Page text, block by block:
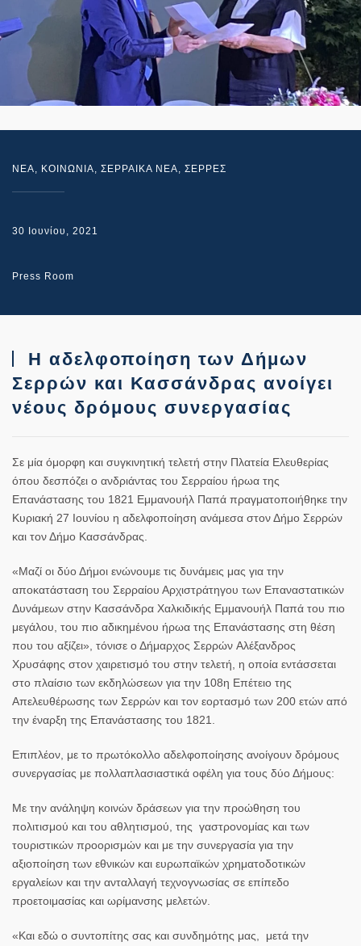
NEA, ΚΟΙΝΩΝΙΑ, ΣΕΡΡΑΙΚΑ ΝΕΑ, ΣΕΡΡΕΣ
30 Ιουνίου, 2021
Press Room
Η αδελφοποίηση των Δήμων
Σερρών και Κασσάνδρας ανοίγει
νέους δρόμους συνεργασίας
Σε μία όμορφη και συγκινητική τελετή στην Πλατεία Ελευθερίας
όπου δεσπόζει ο ανδριάντας του Σερραίου ήρωα της
Επανάστασης του 1821 Εμμανουήλ Παπά πραγματοποιήθηκε την
Κυριακή 27 Ιουνίου η αδελφοποίηση ανάμεσα στον Δήμο Σερρών
και τον Δήμο Κασσάνδρας
«Μαζί οι δύο Δήμοι ενώνουμε τις δυνάμεις μας για την
αποκατάσταση του Σερραίου Αρχιστράτηγου των Επαναστατικών
Δυνάμεων στην Κασσάνδρα Χαλκιδικής Εμμανουήλ Παπά του πιο
μεγάλου, του πιο αδικημένου ήρωα της Επανάστασης στη θέση
που του αξίζει», τόνισε ο Δήμαρχος Σερρών Αλέξανδρος
Χρυσάφης στον χαιρετισμό του στην τελετή, η οποία εντάσσεται
στο πλαίσιο των εκδηλώσεων για την 108η Επέτειο της
Απελευθέρωσης των Σερρών και τον εορτασμό των 200 ετών από
την έναρξη της Επανάστασης του 1821.
Επιπλέον, με το πρωτόκολλο αδελφοποίησης ανοίγουν δρόμους
συνεργασίας με πολλαπλασιαστικά οφέλη για τους δύο Δήμους:
Με την ανάληψη κοινών δράσεων για την προώθηση του
πολιτισμού και του αθλητισμού, της γαστρονομίας και των
τουριστικών προορισμών και με την συνεργασία για την
αξιοποίηση των εθνικών και ευρωπαϊκών χρηματοδοτικών
εργαλείων και την ανταλλαγή τεχνογνωσίας σε επίπεδο
προετοιμασίας και ωρίμανσης μελετών.
«Και εδώ ο συντοπίτης σας και συνδημότης μας, μετά την